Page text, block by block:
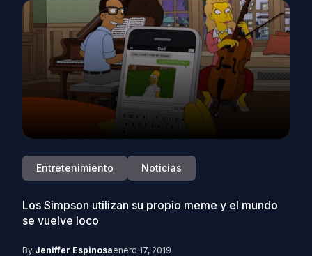
Entretenimiento Noticias
Los Simpson utilizan su propio meme y el mundo
se vuelve loco
By Jeniffer Espinosaenero 17, 2019